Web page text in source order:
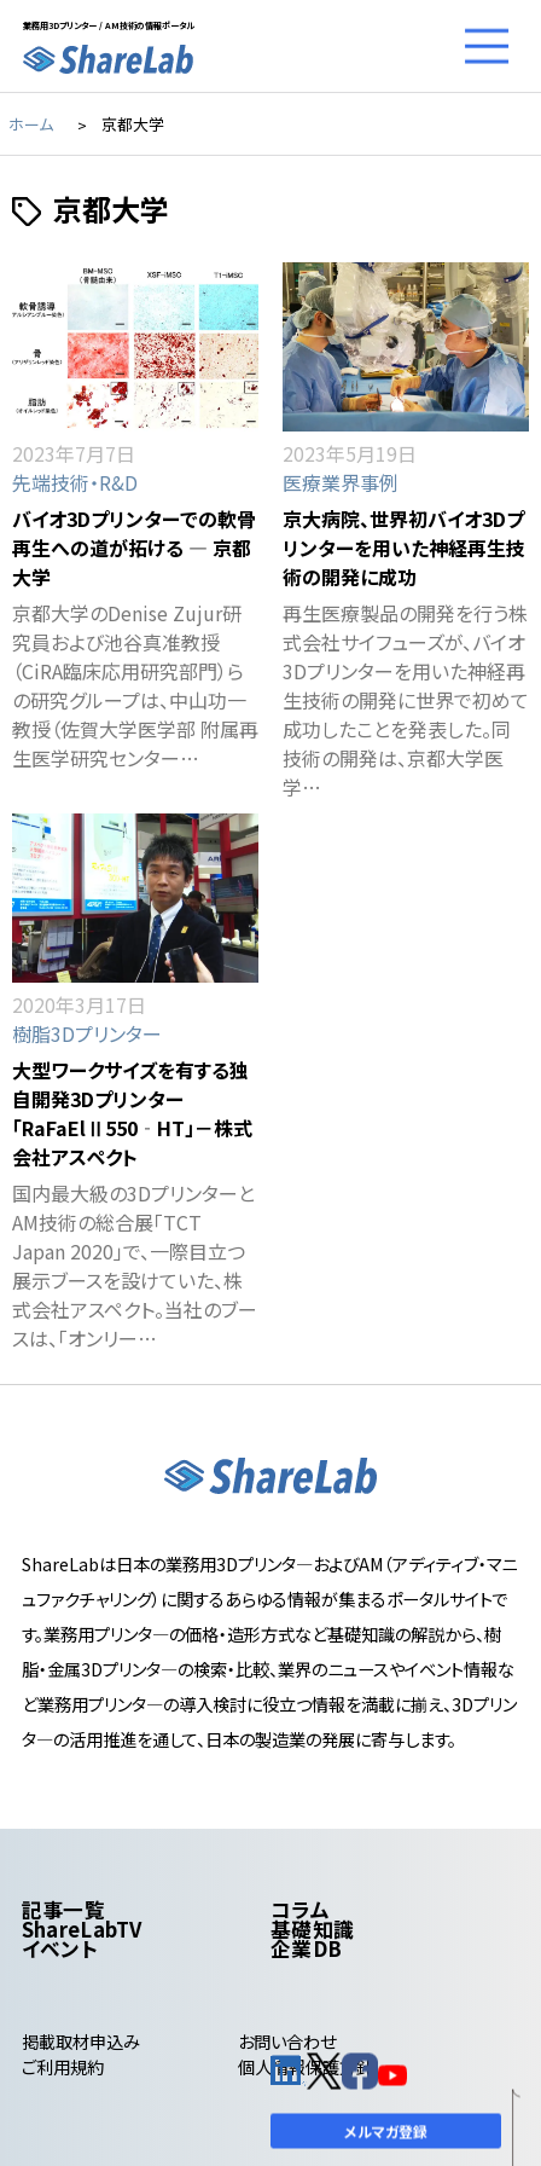
業務用3Dプリンター / AM技術の情報ポータル
ホーム 京都大学
京都大学
2023年7月7日
先端技術・R&D
バイオ3Dプリンターでの軟骨
再生への道が拓ける ― 京都
大学
京都大学のDenise Zujur研
究員および池谷真准教授
（CiRA臨床応用研究部門）ら
の研究グループは、中山功一
教授（佐賀大学医学部 附属再
生医学研究センター…
2023年5月19日
医療業界事例
京大病院、世界初バイオ3Dプ
リンターを用いた神経再生技
術の開発に成功
再生医療製品の開発を行う株
式会社サイフューズが、バイオ
3Dプリンターを用いた神経再
生技術の開発に世界で初めて
成功したことを発表した。同
技術の開発は、京都大学医
学…
2020年3月17日
樹脂3Dプリンター
大型ワークサイズを有する独
自開発3Dプリンター
「RaFaElⅡ550‐HT」－株式
会社アスペクト
国内最大級の3Dプリンターと
AM技術の総合展「TCT
Japan 2020」で、一際目立つ
展示ブースを設けていた、株
式会社アスペクト。当社のブー
スは、「オンリー…
ShareLabは日本の業務用3Dプリンタ―およびAM（アディティブ・マニ
ュファクチャリング）に関するあらゆる情報が集まるポータルサイトで
す。業務用プリンタ―の価格・造形方式など基礎知識の解説から、樹
脂・金属3Dプリンタ―の検索・比較、業界のニュースやイベント情報な
ど業務用プリンタ―の導入検討に役立つ情報を満載に揃え、3Dプリン
タ―の活用推進を通して、日本の製造業の発展に寄与します。
記事一覧 コラム
ShareLabTV 基礎知識
イベント 企業DB
メルマガ登録
掲載取材申込み
お問い合わせ
ご利用規約
個人情報保護方針